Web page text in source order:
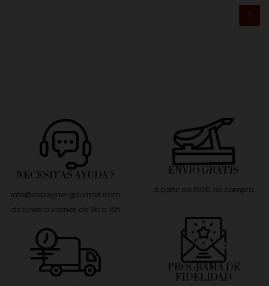
1
NECESITAS AYUDA ?
info@espagne-gourmet.com
de lunes a viernes de 9h a 16h
ENVÍO GRATIS
a partir de 150€ de compra
PROGRAMA DE
FIDÉLIDAD